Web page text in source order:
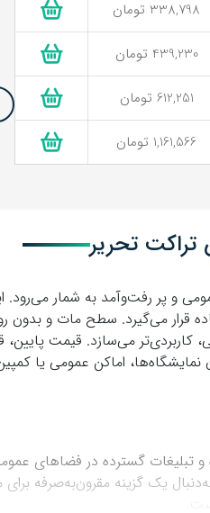
338,798 تومان
439,230 تومان
612,251 تومان
1,161,566 تومان
تحریر
قرار می‌گیرد. سطح مات و بدون
کاربردی‌تر می‌سازد. قیمت
اماکن عمومی یا
تبلیغات گسترده در فضاهای
یک گزینه مقرون‌به‌صرفه